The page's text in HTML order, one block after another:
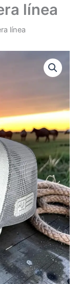
línea
línea